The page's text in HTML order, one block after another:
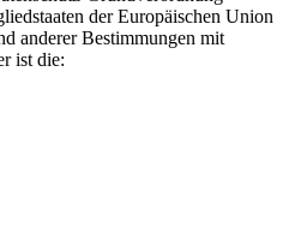
der Europäischen Union
anderer Bestimmungen mit
ist die: